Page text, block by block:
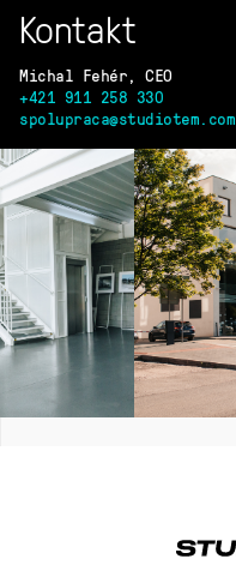
Kontakt
Michal Fehér, CEO
+421 911 258 330
spolupraca@studiotem.com